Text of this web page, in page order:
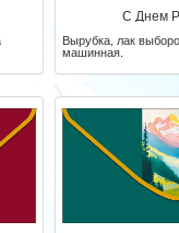
С Днем
Вырубка, лак
машинная.